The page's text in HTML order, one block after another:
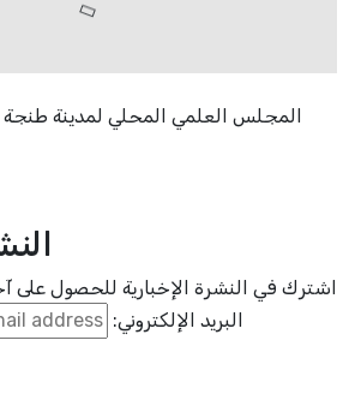
المجلس العلمي المحلي لمدينة
اشترك في النشرة الإخبارية للحصول على
البريد الإلكتروني: